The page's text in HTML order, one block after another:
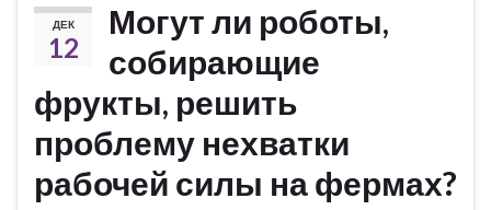
ДЕК
12
Могут ли роботы,
собирающие
фрукты, решить
проблему нехватки
рабочей силы на фермах?